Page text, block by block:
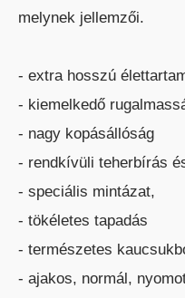
TEREPES
melynek jellemzői.
- extra hosszú
- kiemelkedő
- nagy kopásállóság
- rendkívüli teherbírás
- speciális mintázat,
- tökéletes tapadás
- természetes
- ajakos, normál,